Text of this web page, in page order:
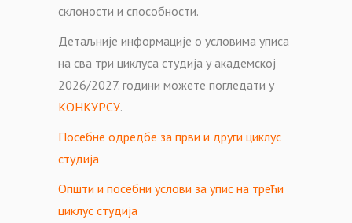
склоности и способности.
Детаљније информације о условима уписа
на сва три циклуса студија у академској
2026/2027. години можете погледати у
КОНКУРСУ.
Посебне одредбе за први и други циклус
студија
Општи и посебни услови за упис на трећи
циклус студија